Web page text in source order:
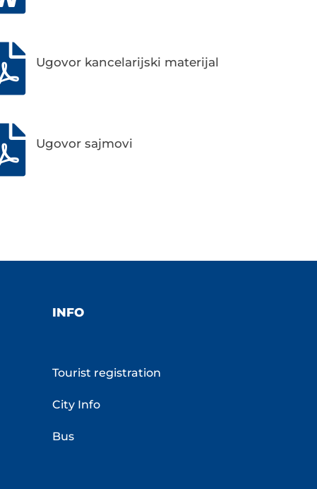
Ugovor kancelarijski materijal
Ugovor sajmovi
INFO
Tourist registration
City Info
Bus